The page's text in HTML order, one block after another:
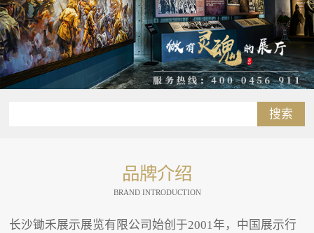
搜索
品牌介绍
BRAND INTRODUCTION
长沙锄禾展示展览有限公司始创于2001年，中国展示行